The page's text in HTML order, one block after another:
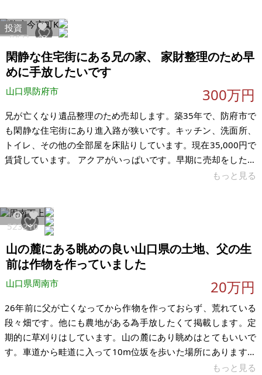
化調整区域です。地目は原野に変わりました。ライフラインは
土地：145㎡ 建物：なし 構造： 現況：地目は田 希望価格：10
万円以上
8431 43
投資
閑静な住宅街にある兄の家、 家財整理のため早
めに手放したいです
山口県防府市 300万円
兄が亡くなり遺品整理のため売却します。築35年で、防府市で
も閑静な住宅街にあり進入路が狭いです。キッチン、洗面所、
トイレ、その他の全部屋を床貼りしています。現在35,000円で
賃貸しています。 アクアがいっぱいです。早期に売却をしたい
買でのお取引きとなります。
もっと見る
523210
山の麓にある眺めの良い山口県の土地、父の生
前は作物を作っていました
山口県周南市 20万円
26年前に父が亡くなってから作物を作っておらず、荒れている
段々畑です。他にも農地がある為手放したくて掲載します。定
期的に草刈りはしています。山の麓にあり眺めはとてもいいで
す。車道から畦道に入って10m位坂を歩いた場所にあります。
有効活用してくださる方がいらっしゃれば安価でお譲りしま
もっと見る